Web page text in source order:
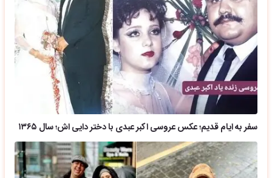
سفر به ایام قدیم؛ عکس عروسی اکبر عبدی با دختر دایی اش؛ سال ۱۳۶۵